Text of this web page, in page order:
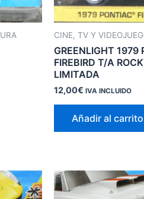
CINE, TV Y
GREENLIGHT 1979
FIREBIRD T/A
LIMITADA
12,00€ IVA INCLUIDO
Añadir al carrito